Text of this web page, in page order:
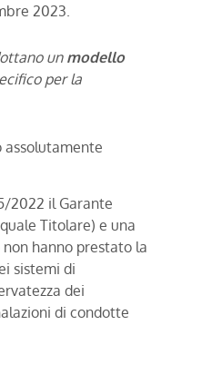
2023.
unmodello
per la
2022 il Garante
Titolare) e una
hanno prestato la
sistemi di
dei
di condotte